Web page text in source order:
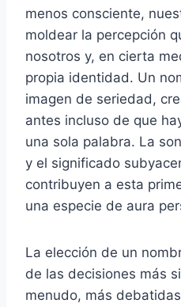
menos consciente,
moldear la percepción
nosotros y, en cierta
propia identidad. Un
imagen de seriedad,
antes incluso de que
una sola palabra. La
y el significado
contribuyen a esta
una especie de aura
La elección de un
de las decisiones más
menudo, más